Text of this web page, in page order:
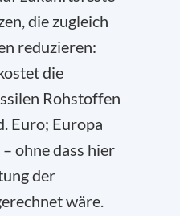
die zugleich
reduzieren:
die
Rohstoffen
Euro; Europa
ohne dass hier
der
wäre.